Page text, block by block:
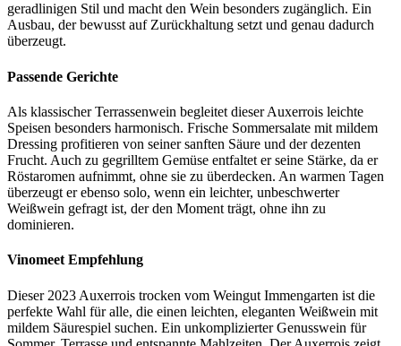
geradlinigen Stil und macht den Wein besonders zugänglich. Ein
Ausbau, der bewusst auf Zurückhaltung setzt und genau dadurch
überzeugt.
Passende Gerichte
Als klassischer Terrassenwein begleitet dieser Auxerrois leichte
Speisen besonders harmonisch. Frische Sommersalate mit mildem
Dressing profitieren von seiner sanften Säure und der dezenten
Frucht. Auch zu gegrilltem Gemüse entfaltet er seine Stärke, da er
Röstaromen aufnimmt, ohne sie zu überdecken. An warmen Tagen
überzeugt er ebenso solo, wenn ein leichter, unbeschwerter
Weißwein gefragt ist, der den Moment trägt, ohne ihn zu
dominieren.
Vinomeet Empfehlung
Dieser 2023 Auxerrois trocken vom Weingut Immengarten ist die
perfekte Wahl für alle, die einen leichten, eleganten Weißwein mit
mildem Säurespiel suchen. Ein unkomplizierter Genusswein für